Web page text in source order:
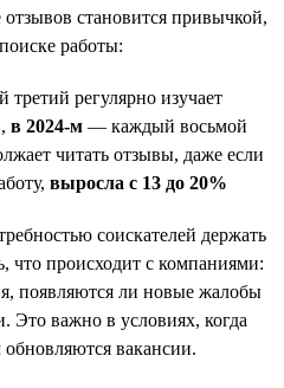
становится привычкой,
работы:
третий регулярно изучает
в 2024-м — каждый восьмой
читать отзывы, даже если
выросла с 13 до 20%
соискателей держать
что происходит с компаниями:
появляются ли новые жалобы
Это важно в условиях, когда
вакансии.